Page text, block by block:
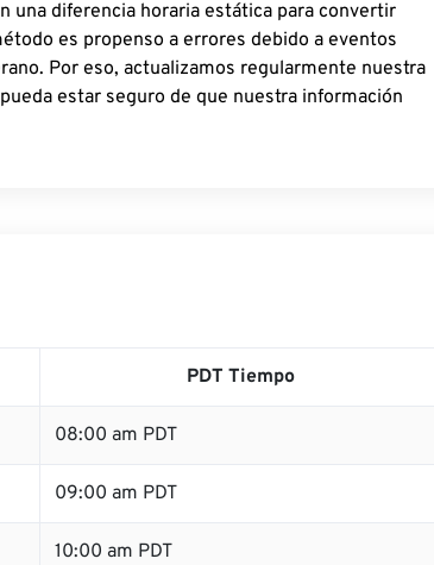
una diferencia horaria estática para convertir
es propenso a errores debido a eventos
Por eso, actualizamos regularmente nuestra
estar seguro de que nuestra información
PDT Tiempo
08:00 am PDT
09:00 am PDT
10:00 am PDT